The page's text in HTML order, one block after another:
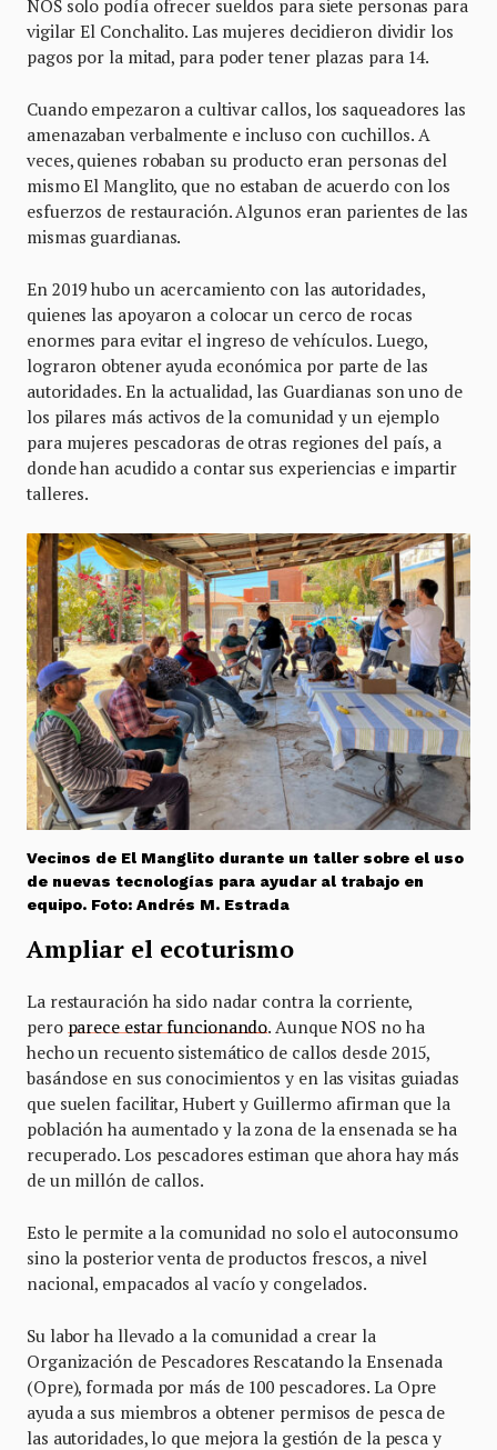
NOS solo podía ofrecer sueldos para siete personas para
vigilar El Conchalito. Las mujeres decidieron dividir los
pagos por la mitad, para poder tener plazas para 14.
Cuando empezaron a cultivar callos, los saqueadores las
amenazaban verbalmente e incluso con cuchillos. A
veces, quienes robaban su producto eran personas del
mismo El Manglito, que no estaban de acuerdo con los
esfuerzos de restauración. Algunos eran parientes de las
mismas guardianas.
En 2019 hubo un acercamiento con las autoridades,
quienes las apoyaron a colocar un cerco de rocas
enormes para evitar el ingreso de vehículos. Luego,
lograron obtener ayuda económica por parte de las
autoridades. En la actualidad, las Guardianas son uno de
los pilares más activos de la comunidad y un ejemplo
para mujeres pescadoras de otras regiones del país, a
donde han acudido a contar sus experiencias e impartir
talleres.
Vecinos de El Manglito durante un taller sobre el uso
de nuevas tecnologías para ayudar al trabajo en
equipo. Foto: Andrés M. Estrada
Ampliar el ecoturismo
La restauración ha sido nadar contra la corriente,
pero parece estar funcionando. Aunque NOS no ha
hecho un recuento sistemático de callos desde 2015,
basándose en sus conocimientos y en las visitas guiadas
que suelen facilitar, Hubert y Guillermo afirman que la
población ha aumentado y la zona de la ensenada se ha
recuperado. Los pescadores estiman que ahora hay más
de un millón de callos.
Esto le permite a la comunidad no solo el autoconsumo
sino la posterior venta de productos frescos, a nivel
nacional, empacados al vacío y congelados.
Su labor ha llevado a la comunidad a crear la
Organización de Pescadores Rescatando la Ensenada
(Opre), formada por más de 100 pescadores. La Opre
ayuda a sus miembros a obtener permisos de pesca de
las autoridades, lo que mejora la gestión de la pesca y